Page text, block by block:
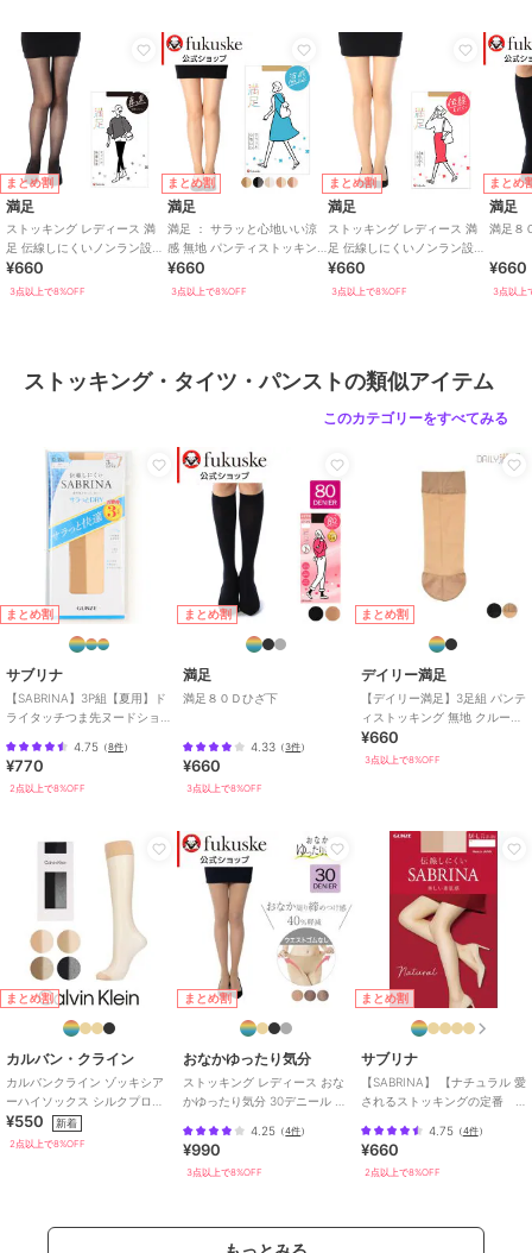
原産国 日本
まとめ割
満足
ストッキング レディース 満
足 伝線しにくいノンラン設計
ブラック 無地
¥660
3点以上で8%OFF
まとめ割
満足
満足 ： サラッと心地いい涼
感 無地 パンティストッキン
グ コンジュゲートゾッキ
¥660
3点以上で8%OFF
まとめ割
満足
ストッキング レディース 満
足 伝線しにくいノンラン設計
無地
¥660
3点以上で8%OFF
まとめ
満足
満足８
¥660
3点以上
ストッキング・タイツ・パンストの類似アイテム
このカテゴリーをすべてみる
まとめ割
サブリナ
【SABRINA】3P組【夏用】ド
ライタッチつま先ヌードショ
4.75 （8件）
¥770
2点以上で8%OFF
まとめ割
満足
満足８０Ｄひざ下
4.33 （3件）
¥660
3点以上で8%OFF
まとめ割
デイリー満足
【デイリー満足】3足組 パンテ
ィストッキング 無地 クルー丈
つま先補強 抗菌防臭加工 幅広
口ゴム
¥660
3点以上で8%OFF
まとめ割
カルバン・クライン
カルバンクライン ゾッキシア
ーハイソックス シルクプロテ
イン加工 幅広口ゴム
¥550 新着
2点以上で8%OFF
まとめ割
おなかゆったり気分
ストッキング レディース おな
かゆったり気分 30デニール 無
4.25 （4件）
¥990
3点以上で8%OFF
まとめ割
サブリナ
【SABRINA】 【ナチュラル 愛
されるストッキングの定番
4.75（4件）
¥660
2点以上で8%OFF